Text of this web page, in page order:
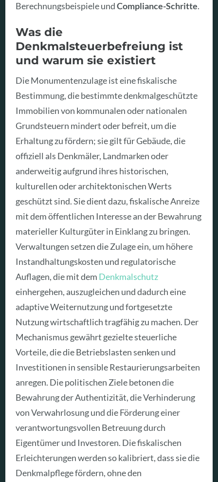
Berechnungsbeispiele undCompliance-Schritte.
Was die
Denkmalsteuerbefreiung ist
und warum sie existiert
Die Monumentenzulage ist eine fiskalische
Bestimmung, die bestimmte denkmalgeschützte
Immobilien von kommunalen oder nationalen
Grundsteuern mindert oder befreit, um die
Erhaltung zu fördern; sie gilt für Gebäude, die
offiziell als Denkmäler, Landmarken oder
anderweitig aufgrund ihres historischen,
kulturellen oder architektonischen Werts
geschützt sind. Sie dient dazu, fiskalische Anreize
mit dem öffentlichen Interesse an der Bewahrung
materieller Kulturgüter in Einklang zu bringen.
Verwaltungen setzen die Zulage ein, um höhere
Instandhaltungskosten und regulatorische
Auflagen, die mit dem Denkmalschutz
einhergehen, auszugleichen und dadurch eine
adaptive Weiternutzung und fortgesetzte
Nutzung wirtschaftlich tragfähig zu machen. Der
Mechanismus gewährt gezielte steuerliche
Vorteile, die die Betriebslasten senken und
Investitionen in sensible Restaurierungsarbeiten
anregen. Die politischen Ziele betonen die
Bewahrung der Authentizität, die Verhinderung
von Verwahrlosung und die Förderung einer
verantwortungsvollen Betreuung durch
Eigentümer und Investoren. Die fiskalischen
Erleichterungen werden so kalibriert, dass sie die
Denkmalpflege fördern, ohne den